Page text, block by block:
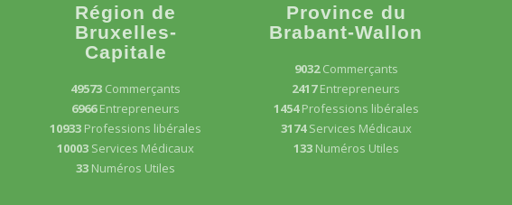
Région de
Bruxelles-
Capitale
49573 Commerçants
6966Entrepreneurs
10933 Professions libérales
10003 Services Médicaux
33 Numéros Utiles
Province du
Brabant-Wallon
9032Commerçants
2417Entrepreneurs
1454Professions libérales
3174Services Médicaux
133 Numéros Utiles